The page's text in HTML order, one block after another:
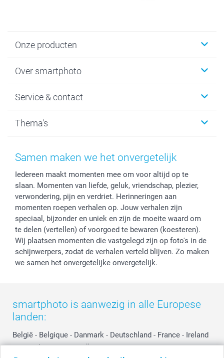
Onze producten
Fotoboeken
Fotocadeaus
Kaarten
Over smartphoto
Vacatures
Bestelproces
Herroepingsrecht
Cookiebeleid
Reviews
Prijslijst
Investor Relations
Service & contact
Tevredenheidsgarantie
Mijn orderstatus
smartfriends
service@smartphoto.nl
Affiliate partnerprogramma
Partnerships
Influencer partnerprogramma
Thema's
Baby
Vaderdag
Huwelijk
Samen maken we het onvergetelijk
Iedereen maakt momenten mee om voor altijd op te
slaan. Momenten van liefde, geluk, vriendschap, plezier,
verwondering, pijn en verdriet. Herinneringen aan
momenten roepen verhalen op. Jouw verhalen zijn
speciaal, bijzonder en uniek en zijn de moeite waard om
te delen (vertellen) of voorgoed te bewaren (koesteren).
Wij plaatsen momenten die vastgelegd zijn op foto's in de
schijnwerpers, zodat de verhalen verteld blijven. Zo maken
we samen het onvergetelijke onvergetelijk.
smartphoto is aanwezig in alle Europese
landen:
België - Belgique - Danmark - Deutschland - France - Ireland
- Nederland - Norge - Österreich - Schweiz - Suisse -